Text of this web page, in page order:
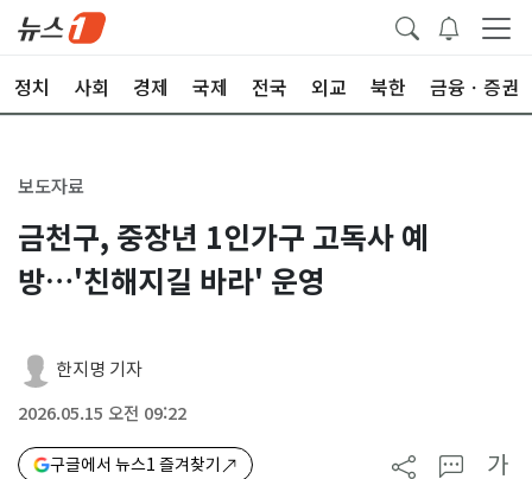
정치 사회 경제 국제 전국 외교 북한 금융ㆍ증권
보도자료
금천구, 중장년 1인가구 고독사 예
방…'친해지길 바라' 운영
한지명 기자
2026.05.15 오전 09:22
구글에서 뉴스1 즐겨찾기 가